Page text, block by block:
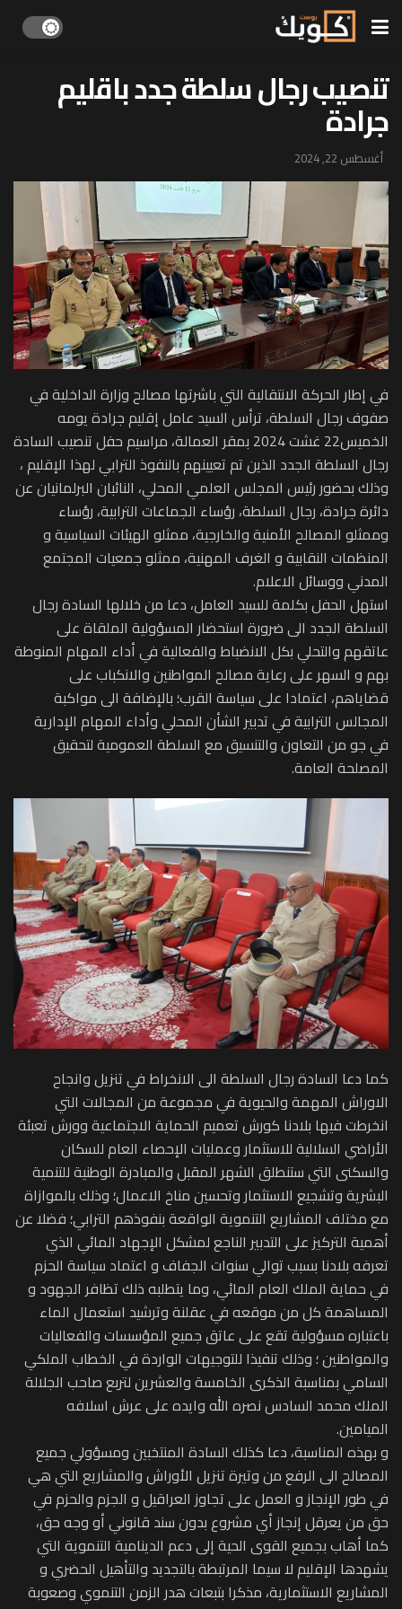
تنصيب رجال سلطة جدد باقليم
جرادة
أغسطس 22, 2024
في إطار الحركة الانتقالية التي باشرتها مصالح وزارة الداخلية في
صفوف رجال السلطة، ترأس السيد عامل إقليم جرادة يومه
الخميس22 غشت 2024 بمقر العمالة، مراسيم حفل تنصيب السادة
رجال السلطة الجدد الذين تم تعيينهم بالنفوذ الترابي لهذا الإقليم ،
وذلك بحضور رئيس المجلس العلمي المحلي، النائبان البرلمانيان عن
دائرة جرادة، رجال السلطة، رؤساء الجماعات الترابية، رؤساء
وممثلو المصالح الأمنية والخارجية، ممثلو الهيئات السياسية و
المنظمات النقابية و الغرف المهنية، ممثلو جمعيات المجتمع
المدني ووسائل الاعلام.
استهل الحفل بكلمة للسيد العامل، دعا من خلالها السادة رجال
السلطة الجدد الى ضرورة استحضار المسؤولية الملقاة على
عاتقهم والتحلي بكل الانضباط والفعالية في أداء المهام المنوطة
بهم و السهر على رعاية مصالح المواطنين والانكباب على
قضاياهم، اعتمادا على سياسة القرب؛ بالإضافة الى مواكبة
المجالس الترابية في تدبير الشأن المحلي وأداء المهام الإدارية
في جو من التعاون والتنسيق مع السلطة العمومية لتحقيق
المصلحة العامة.
كما دعا السادة رجال السلطة الى الانخراط في تنزيل وانجاح
الاوراش المهمة والحيوية في مجموعة من المجالات التي
انخرطت فيها بلادنا كورش تعميم الحماية الاجتماعية وورش تعبئة
الأراضي السلالية للاستثمار وعمليات الإحصاء العام للسكان
والسكنى التي ستنطلق الشهر المقبل والمبادرة الوطنية للتنمية
البشرية وتشجيع الاستثمار وتحسين مناخ الاعمال؛ وذلك بالموازاة
مع مختلف المشاريع التنموية الواقعة بنفوذهم الترابي؛ فضلا عن
أهمية التركيز على التدبير الناجع لمشكل الإجهاد المائي الذي
تعرفه بلادنا بسبب توالي سنوات الجفاف و اعتماد سياسة الحزم
في حماية الملك العام المائي، وما يتطلبه ذلك تظافر الجهود و
المساهمة كل من موقعه في عقلنة وترشيد استعمال الماء
باعتباره مسؤولية تقع على عاتق جميع المؤسسات والفعاليات
والمواطنين ؛ وذلك تنفيذا للتوجيهات الواردة في الخطاب الملكي
السامي بمناسبة الذكرى الخامسة والعشرين لتربع صاحب الجلالة
الملك محمد السادس نصره الله وايده على عرش اسلافه
الميامين.
و بهذه المناسبة، دعا كذلك السادة المنتخبين ومسؤولي جميع
المصالح الى الرفع من وتيرة تنزيل الأوراش والمشاريع التي هي
في طور الإنجاز و العمل على تجاوز العراقيل و الجزم والحزم في
حق من يعرقل إنجاز أي مشروع بدون سند قانوني أو وجه حق،
كما أهاب بجميع القوى الحية إلى دعم الدينامية التنموية التي
يشهدها الإقليم لا سيما المرتبطة بالتجديد والتأهيل الحضري و
المشاريع الاستثمارية، مذكرا بتبعات هدر الزمن التنموي وصعوبة